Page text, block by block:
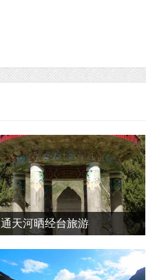
通天河晒经台旅游